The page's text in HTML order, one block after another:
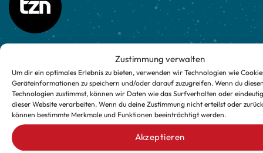
Zustimmung verwalten
Um dir ein optimales Erlebnis zu bieten, verwenden wir Technologien wie
Geräteinformationen zu speichern und/oder darauf zuzugreifen. Wenn du
Technologien zustimmst, können wir Daten wie das Surfverhalten oder
dieser Website verarbeiten. Wenn du deine Zustimmung nicht erteilst oder
können bestimmte Merkmale und Funktionen beeinträchtigt werden.
Akzeptieren
E-CENTER Lauf an der Pegnitz E-CENTER Legat